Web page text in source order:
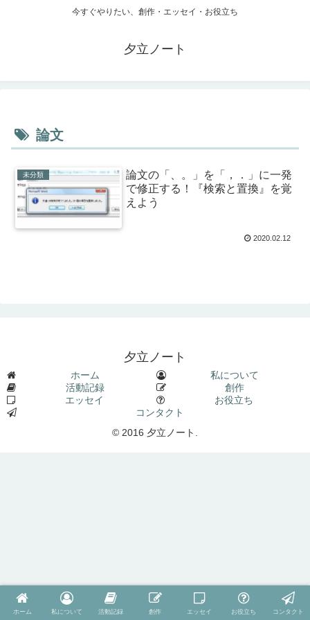
今すぐやりたい、創作・エッセイ・お役立ち
夕立ノート
論文
未分類
論文の「、。」を「，．」に一発
で修正する！『検索と置換』を覚
えよう
2020.02.12
夕立ノート
ホーム
私について
活動記録
創作
エッセイ
お役立ち
コンタクト
© 2016 夕立ノート.
ホーム 私について 活動記録 創作 エッセイ お役立ち コンタクト